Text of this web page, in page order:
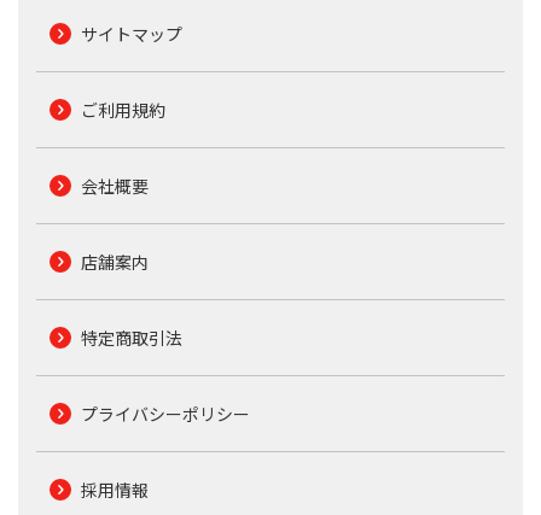
サイトマップ
ご利用規約
会社概要
店舗案内
特定商取引法
プライバシーポリシー
採用情報